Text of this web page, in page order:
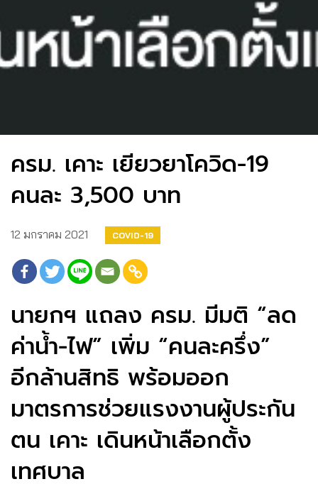
ครม. เคาะ เยียวยาโควิด-19
คนละ 3,500 บาท
12 มกราคม 2021 COVID-19
นายกฯ แถลง ครม. มีมติ “ลด
ค่าน้ำ-ไฟ” เพิ่ม “คนละครึ่ง”
อีกล้านสิทธิ พร้อมออก
มาตรการช่วยแรงงานผู้ประกัน
ตน เคาะ เดินหน้าเลือกตั้ง
เทศบาล